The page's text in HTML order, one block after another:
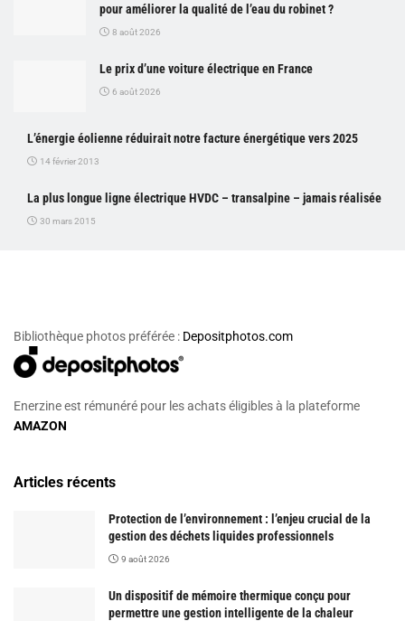
pour améliorer la qualité de l’eau du robinet ?
8 août 2026
Le prix d’une voiture électrique en France
6 août 2026
L’énergie éolienne réduirait notre facture énergétique vers 2025
14 février 2013
La plus longue ligne électrique HVDC – transalpine – jamais réalisée
30 mars 2015
Bibliothèque photos préférée : Depositphotos.com
Enerzine est rémunéré pour les achats éligibles à la plateforme
AMAZON
Articles récents
Protection de l’environnement : l’enjeu crucial de la
gestion des déchets liquides professionnels
9 août 2026
Un dispositif de mémoire thermique conçu pour
permettre une gestion intelligente de la chaleur